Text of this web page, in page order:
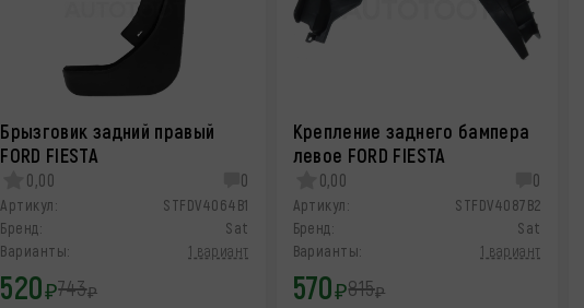
Брызговик задний правый
FORD FIESTA
0,00 0
Артикул:
STFDV4064B1
Бренд:
Sat
Варианты:
1 вариант
520₽743₽
Крепление заднего бампера
левое FORD FIESTA
0,00 0
Артикул:
STFDV4087B2
Бренд:
Sat
Варианты:
1 вариант
570₽815₽